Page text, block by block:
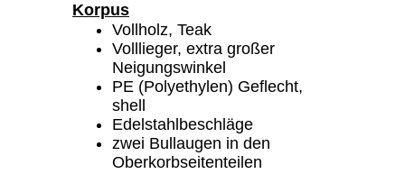
Korpus
Vollholz, Teak
Volllieger, extra großer
Neigungswinkel
PE (Polyethylen) Geflecht,
shell
Edelstahlbeschläge
zwei Bullaugen in den
Oberkorbseitenteilen